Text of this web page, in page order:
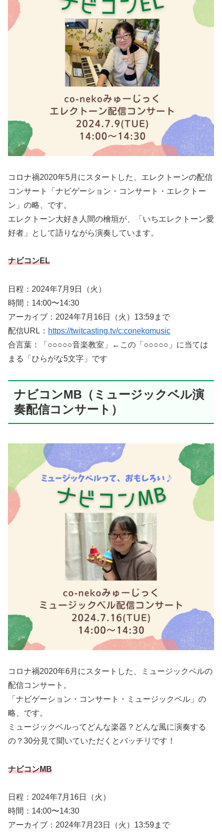
コロナ禍2020年5月にスタートした、エレクトーンの配信
コンサート「ナビゲーション・コンサート・エレクトー
ン」の略、です。
エレクトーン大好き人間の檜垣が、「いちエレクトーン愛
好者」として語りながら演奏しています。
ナビコンEL
日程：2024年7月9日（火）
時間：14:00〜14:30
アーカイブ：2024年7月16日（火）13:59まで
配信URL： https://twitcasting.tv/c:conekomusic
合言葉：「○○○○○音楽教室」←この「○○○○○」に当ては
まる「ひらがな5文字」です
ナビコンMB（ミュージックベル演
奏配信コンサート）
コロナ禍2020年6月にスタートした、ミュージックベルの
配信コンサート。
「ナビゲーション・コンサート・ミュージックベル」の
略、です。
ミュージックベルってどんな楽器？どんな風に演奏する
の？30分見て聞いていただくとバッチリです！
ナビコンMB
日程：2024年7月16日（火）
時間：14:00〜14:30
アーカイブ：2024年7月23日（火）13:59まで